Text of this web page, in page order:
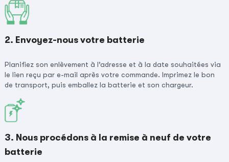
2. Envoyez-nous votre batterie
Planifiez son enlèvement à l’adresse et à la date souhaitées via
le lien reçu par e-mail après votre commande. Imprimez le bon
de transport, puis emballez la batterie et son chargeur.
3. Nous procédons à la remise à neuf de votre
batterie